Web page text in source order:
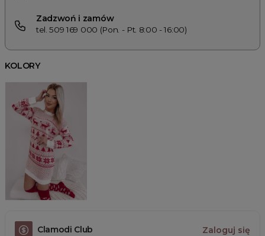
Zadzwoń i zamów
tel. 509 169 000 (Pon. - Pt. 8:00 - 16:00)
KOLORY
Clamodi Club Zaloguj się